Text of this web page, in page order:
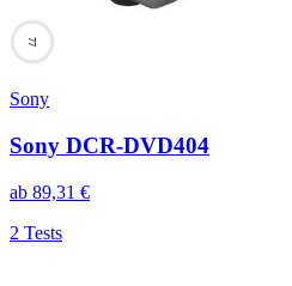
77
Sony
Sony DCR-DVD404
ab 89,31 €
2 Tests